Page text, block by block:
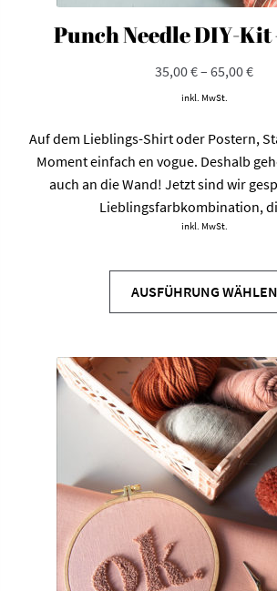
Punch Needle DIY-Kit
35,00€– 65,00€
inkl. MwSt.
Auf dem Lieblings-Shirt oder Postern,
Moment einfach en vogue. Deshalb
auch an die Wand! Jetzt sind wir
Lieblingsfarbkombination,
inkl. MwSt.
AUSFÜHRUNG WÄHLEN